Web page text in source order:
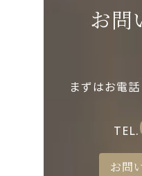
お問
まずはお電
TEL.
お問